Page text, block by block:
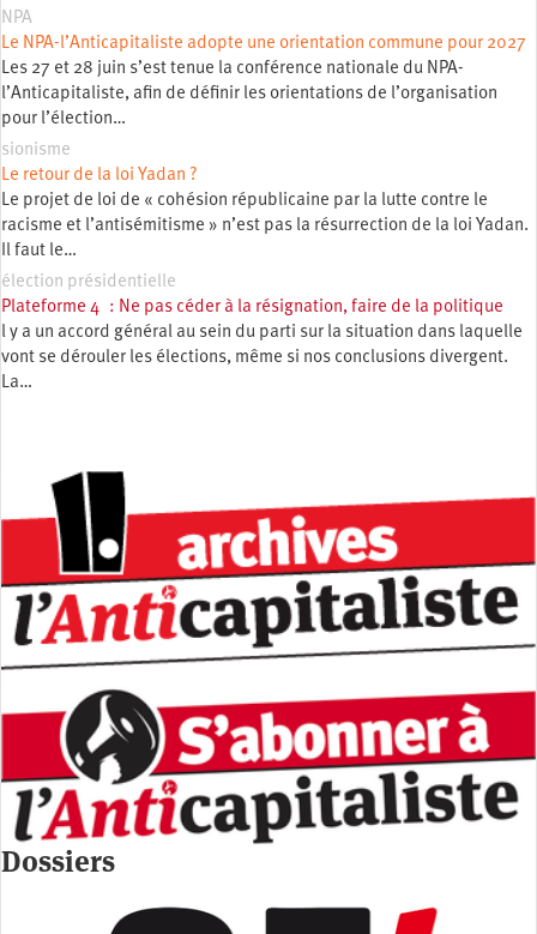
NPA
Le NPA-l’Anticapitaliste adopte une orientation commune pour 2027
Les 27 et 28 juin s’est tenue la conférence nationale du NPA-
l’Anticapitaliste, afin de définir les orientations de l’organisation
pour l’élection…
sionisme
Le retour de la loi Yadan ?
Le projet de loi de « cohésion républicaine par la lutte contre le
racisme et l’antisémitisme » n’est pas la résurrection de la loi Yadan.
Il faut le…
élection présidentielle
Plateforme 4 : Ne pas céder à la résignation, faire de la politique
l y a un accord général au sein du parti sur la situation dans laquelle
vont se dérouler les élections, même si nos conclusions divergent.
La…
Dossiers